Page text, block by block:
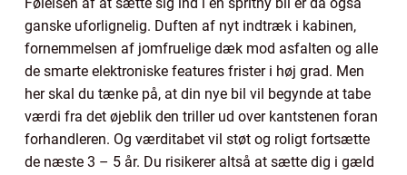
ganske uforlignelig. Duften af nyt indtræk i kabinen,
fornemmelsen af jomfruelige dæk mod asfalten og alle
de smarte elektroniske features frister i høj grad. Men
her skal du tænke på, at din nye bil vil begynde at tabe
værdi fra det øjeblik den triller ud over kantstenen foran
forhandleren. Og værditabet vil støt og roligt fortsætte
de næste 3 – 5 år. Du risikerer altså at sætte dig i gæld